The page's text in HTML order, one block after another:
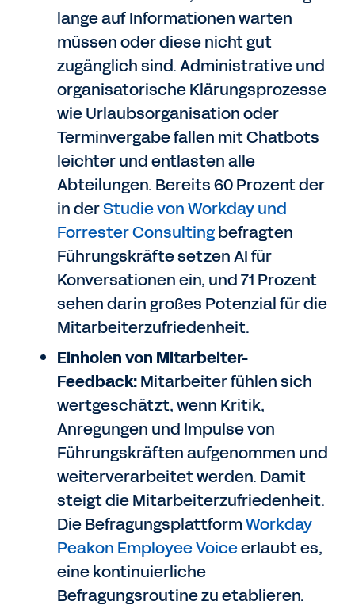
lange auf Informationen warten
müssen oder diese nicht gut
zugänglich sind. Administrative und
organisatorische Klärungsprozesse
wie Urlaubsorganisation oder
Terminvergabe fallen mit Chatbots
leichter und entlasten alle
Abteilungen. Bereits 60 Prozent der
in derStudie von Workday und
Forrester Consultingbefragten
Führungskräfte setzen AI für
Konversationen ein, und 71 Prozent
sehen darin großes Potenzial für die
Mitarbeiterzufriedenheit.
Einholen von Mitarbeiter-
Feedback:Mitarbeiter fühlen sich
wertgeschätzt, wenn Kritik,
Anregungen und Impulse von
Führungskräften aufgenommen und
weiterverarbeitet werden. Damit
steigt die Mitarbeiterzufriedenheit.
Die BefragungsplattformWorkday
Peakon Employee Voiceerlaubt es,
eine kontinuierliche
Befragungsroutine zu etablieren.